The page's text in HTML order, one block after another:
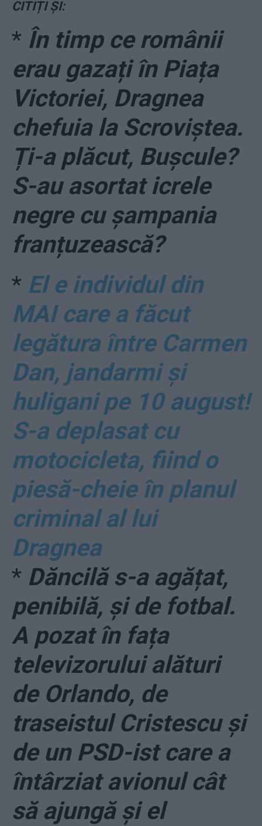
CITIȚI ȘI:
* În timp ce românii
erau gazați în Piața
Victoriei, Dragnea
chefuia la Scroviștea.
Ți-a plăcut, Bușcule?
S-au asortat icrele
negre cu șampania
franțuzească?
* El e individul din
MAI care a făcut
legătura între Carmen
Dan, jandarmi și
huligani pe 10 august!
S-a deplasat cu
motocicleta, fiind o
piesă-cheie în planul
criminal al lui
Dragnea
* Dăncilă s-a agățat,
penibilă, și de fotbal.
A pozat în fața
televizorului alături
de Orlando, de
traseistul Cristescu și
de un PSD-ist care a
întârziat avionul cât
să ajungă și el